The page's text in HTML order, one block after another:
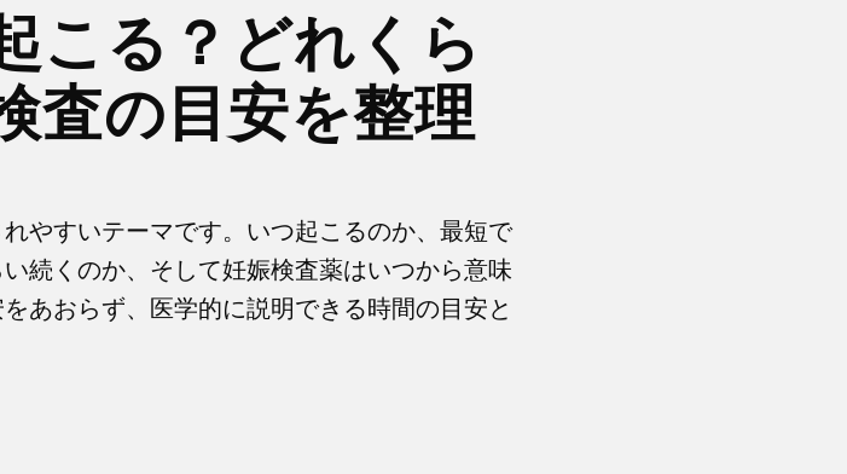
こる？どれくら
査の目安を整理
やすいテーマです。いつ起こるのか、最短で
続くのか、そして妊娠検査薬はいつから意味
あおらず、医学的に説明できる時間の目安と